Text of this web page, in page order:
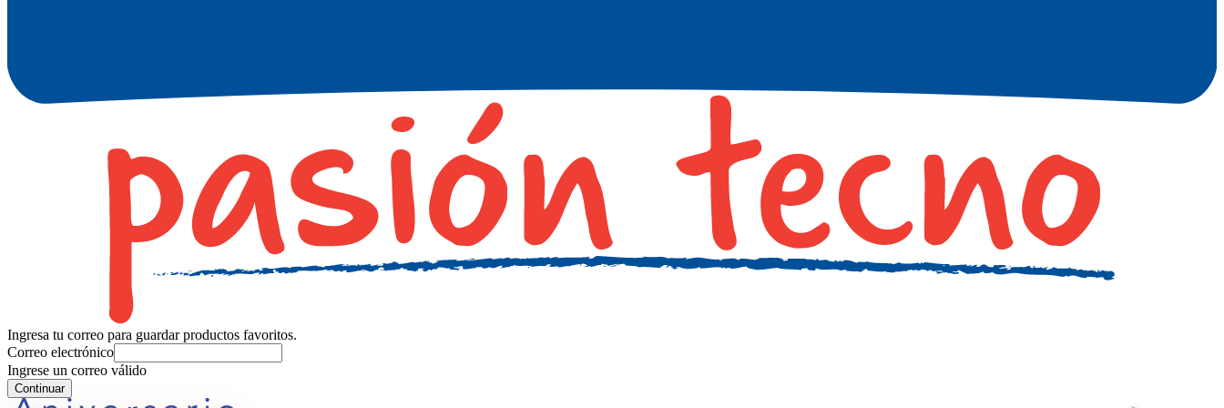
Ingresa tu correo para guardar productos favoritos.
Correo electrónico
Ingrese un correo válido
Continuar